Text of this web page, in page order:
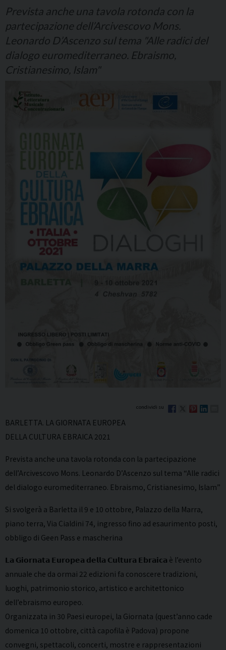
Prevista anche una tavola rotonda con la
partecipazione dell’Arcivescovo Mons.
Leonardo D’Ascenzo sul tema "Alle radici del
dialogo euromediterraneo. Ebraismo,
Cristianesimo, Islam"
BARLETTA. LA GIORNATA EUROPEA
DELLA CULTURA EBRAICA 2021
Prevista anche una tavola rotonda con la partecipazione
dell’Arcivescovo Mons. Leonardo D’Ascenzo sul tema “Alle radici
del dialogo euromediterraneo. Ebraismo, Cristianesimo, Islam”
Si svolgerà a Barletta il 9 e 10 ottobre, Palazzo della Marra,
piano terra, Via Cialdini 74, ingresso fino ad esaurimento posti,
obbligo di Geen Pass e mascherina
𝗟𝗮 𝗚𝗶𝗼𝗿𝗻𝗮𝘁𝗮 𝗘𝘂𝗿𝗼𝗽𝗲𝗮 𝗱𝗲𝗹𝗹𝗮 𝗖𝘂𝗹𝘁𝘂𝗿𝗮 𝗘𝗯𝗿𝗮𝗶𝗰𝗮 è l’evento
annuale che da ormai 22 edizioni fa conoscere tradizioni,
luoghi, patrimonio storico, artistico e architettonico
dell’ebraismo europeo.
Organizzata in 30 Paesi europei, la Giornata (quest’anno cade
domenica 10 ottobre, città capofila è Padova) propone
convegni, spettacoli, concerti, mostre e rappresentazioni